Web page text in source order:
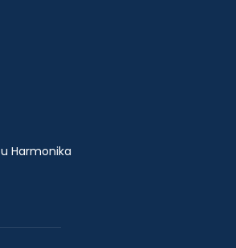
Harmonika